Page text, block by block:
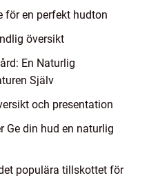
för en perfekt hudton
översikt
En Naturlig
Själv
och presentation
Ge din hud en naturlig
populära tillskottet för